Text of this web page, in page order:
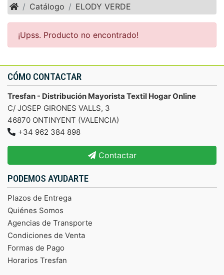
InicioCatálogo ELODY VERDE
¡Upss. Producto no encontrado!
CÓMO CONTACTAR
Tresfan - Distribución Mayorista Textil Hogar Online
C/ JOSEP GIRONES VALLS, 3
46870 ONTINYENT (VALENCIA)
+34 962 384 898
Contactar
PODEMOS AYUDARTE
Plazos de Entrega
Quiénes Somos
Agencias de Transporte
Condiciones de Venta
Formas de Pago
Horarios Tresfan